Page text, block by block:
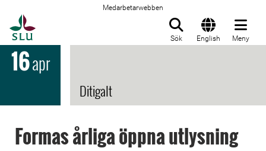
Medarbetarwebben
Sök English Meny
16apr
Ditigalt
Formas årliga öppna utlysning